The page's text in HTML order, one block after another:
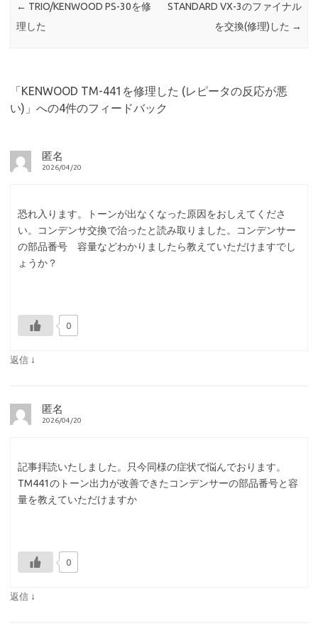
← TRIO/KENWOOD PS-30を修
理した
STANDARD VX-3のファイナル
を交換(修理)した →
「KENWOOD TM-441を修理した (レピータの反応が悪
い) 」への4件のフィードバック
匿名
2026/04/20
恐れ入ります。トーンが出なくなった原因をおしえてくださ
い。コンデンサ交換で治ったと読み取りました。コンデンサー
の部品番号 容量などわかりましたら教えていただけますでし
ょうか？
0
返信 ↓
匿名
2026/04/20
記事拝読いたしました。只今同様の症状で悩んでおります。
TM441のトーン出力が改善できたコンデンサーの部品番号と容
量を教えていただけますか
0
返信 ↓